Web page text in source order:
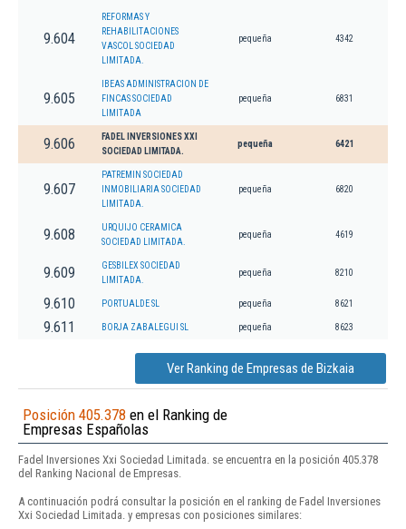
9.604
REFORMAS Y
REHABILITACIONES
VASCOL SOCIEDAD
LIMITADA.
pequeña 4342
9.605
IBEAS ADMINISTRACION DE
FINCAS SOCIEDAD
LIMITADA
pequeña 6831
9.606
FADEL INVERSIONES XXI
SOCIEDAD LIMITADA.
pequeña 6421
9.607
PATREMIN SOCIEDAD
INMOBILIARIA SOCIEDAD
LIMITADA.
pequeña 6820
9.608
URQUIJO CERAMICA
SOCIEDAD LIMITADA.
pequeña 4619
9.609
GESBILEX SOCIEDAD
LIMITADA.
pequeña 8210
9.610 PORTUALDE SL pequeña 8621
9.611 BORJA ZABALEGUI SL pequeña 8623
Ver Ranking de Empresas de Bizkaia
Posición 405.378 en el Ranking de
Empresas Españolas
Fadel Inversiones Xxi Sociedad Limitada. se encuentra en la posición 405.378
del Ranking Nacional de Empresas.
A continuación podrá consultar la posición en el ranking de Fadel Inversiones
Xxi Sociedad Limitada. y empresas con posiciones similares: